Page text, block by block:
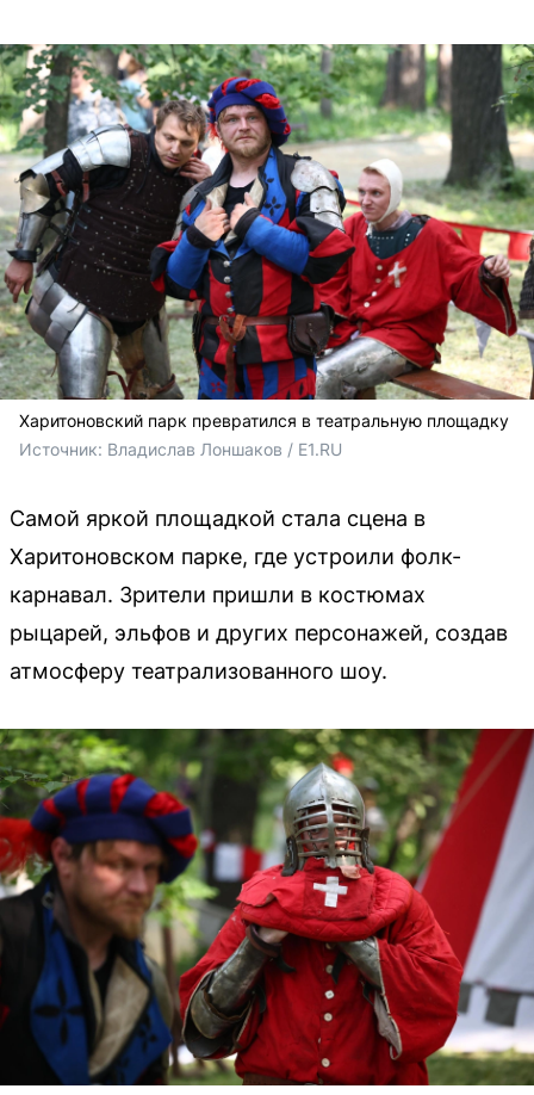
Харитоновский парк превратился в театральную площадку
Источник: Владислав Лоншаков / E1.RU
Самой яркой площадкой стала сцена в
Харитоновском парке, где устроили фолк-
карнавал. Зрители пришли в костюмах
рыцарей, эльфов и других персонажей, создав
атмосферу театрализованного шоу.